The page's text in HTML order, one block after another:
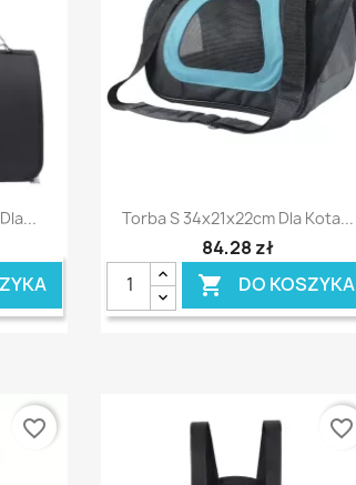
Szybki podgląd
Torba S 34x21x22cm Dla Kota...
84,28 zł
 DO KOSZYKA
favorite_border favorite_border